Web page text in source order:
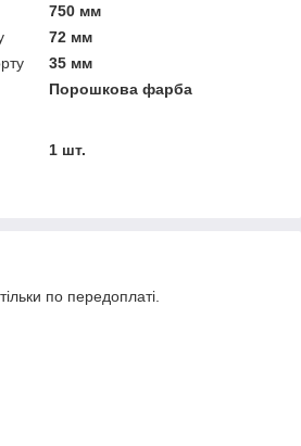
750 мм
72 мм
35 мм
Порошкова фарба
1 шт.
по передоплаті.